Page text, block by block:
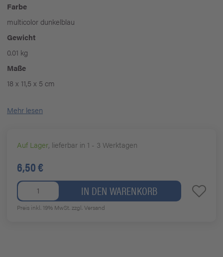
Farbe
multicolor dunkelblau
Gewicht
0.01 kg
Maße
18 x 11,5 x 5 cm
Mehr lesen
Auf Lager, lieferbar in 1 - 3 Werktagen
6,50 €
IN DEN WARENKORB
Preis inkl. 19% MwSt.zzgl. Versand